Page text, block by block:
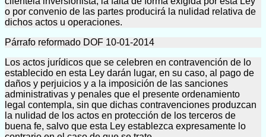
o por convenio de las partes producirá la nulidad relativa de
dichos actos u operaciones.
Párrafo reformado DOF 10-01-2014
Los actos jurídicos que se celebren en contravención de lo
establecido en esta Ley darán lugar, en su caso, al pago de
daños y perjuicios y a la imposición de las sanciones
administrativas y penales que el presente ordenamiento
legal contempla, sin que dichas contravenciones produzcan
la nulidad de los actos en protección de los terceros de
buena fe, salvo que esta Ley establezca expresamente lo